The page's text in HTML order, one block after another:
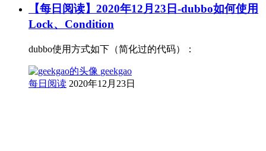
【每日阅读】2020年12月23日-dubbo如何使用
Lock、Condition
dubbo使用方式如下（简化过的代码）：
geekgao
每日阅读 2020年12月23日